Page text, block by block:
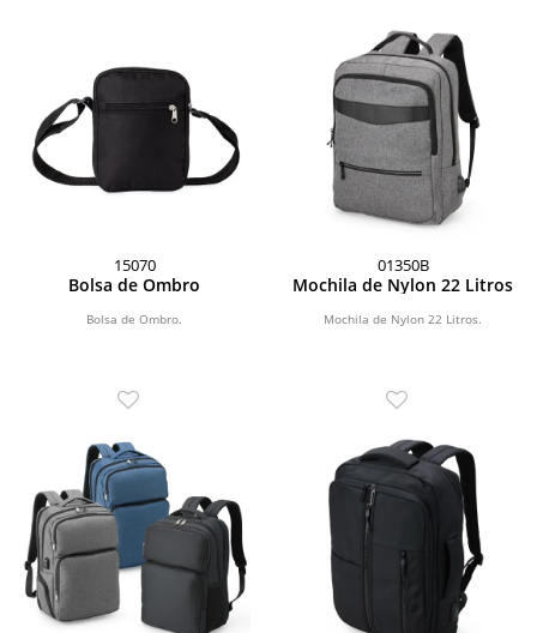
15070
Bolsa de Ombro
Bolsa de Ombro.
01350B
Mochila de Nylon 22 Litros
Mochila de Nylon 22 Litros.